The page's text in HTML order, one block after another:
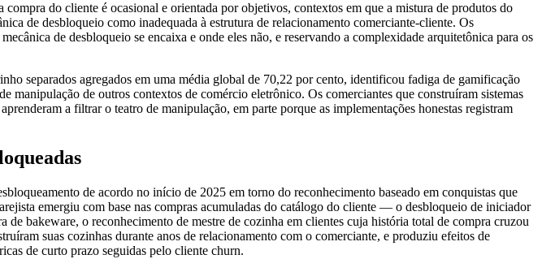
do cliente é ocasional e orientada por objetivos, contextos em que a mistura de produtos do
de desbloqueio como inadequada à estrutura de relacionamento comerciante-cliente. Os
de desbloqueio se encaixa e onde eles não, e reservando a complexidade arquitetônica para os
separados agregados em uma média global de 70,22 por cento, identificou fadiga de gamificação
manipulação de outros contextos de comércio eletrônico. Os comerciantes que construíram sistemas
a filtrar o teatro de manipulação, em parte porque as implementações honestas registram
de acordo no início de 2025 em torno do reconhecimento baseado em conquistas que
emergiu com base nas compras acumuladas do catálogo do cliente — o desbloqueio de iniciador
bakeware, o reconhecimento de mestre de cozinha em clientes cuja história total de compra cruzou
suas cozinhas durante anos de relacionamento com o comerciante, e produziu efeitos de
de curto prazo seguidas pelo cliente churn.